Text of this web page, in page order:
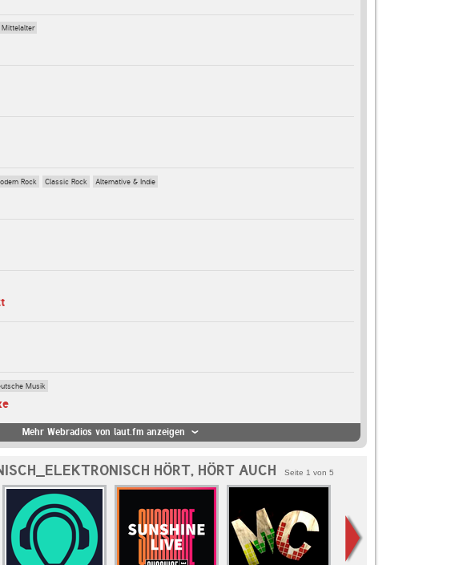
Rock Classic Rock Alternative & Indie
Musik
Mehr Webradios von laut.fm anzeigen
HÖRT, HÖRT AUCH Seite 1 von 5